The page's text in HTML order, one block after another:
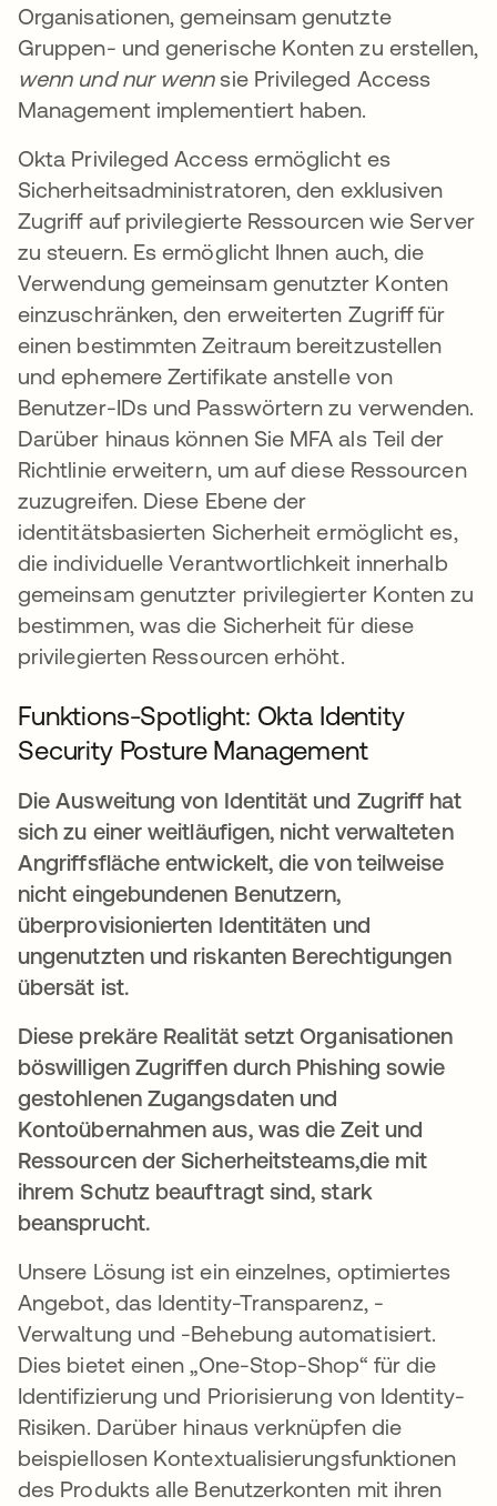
Organisationen, gemeinsam genutzte
Gruppen- und generische Konten zu erstellen,
wenn und nur wennsie Privileged Access
Management implementiert haben.
Okta Privileged Access ermöglicht es
Sicherheitsadministratoren, den exklusiven
Zugriff auf privilegierte Ressourcen wie Server
zu steuern. Es ermöglicht Ihnen auch, die
Verwendung gemeinsam genutzter Konten
einzuschränken, den erweiterten Zugriff für
einen bestimmten Zeitraum bereitzustellen
und ephemere Zertifikate anstelle von
Benutzer-IDs und Passwörtern zu verwenden.
Darüber hinaus können Sie MFA als Teil der
Richtlinie erweitern, um auf diese Ressourcen
zuzugreifen. Diese Ebene der
identitätsbasierten Sicherheit ermöglicht es,
die individuelle Verantwortlichkeit innerhalb
gemeinsam genutzter privilegierter Konten zu
bestimmen, was die Sicherheit für diese
privilegierten Ressourcen erhöht.
Funktions-Spotlight: Okta Identity
Security Posture Management
Die Ausweitung von Identität und Zugriff hat
sich zu einer weitläufigen, nicht verwalteten
Angriffsfläche entwickelt, die von teilweise
nicht eingebundenen Benutzern,
überprovisionierten Identitäten und
ungenutzten und riskanten Berechtigungen
übersät ist.
Diese prekäre Realität setzt Organisationen
böswilligen Zugriffen durch Phishing sowie
gestohlenen Zugangsdaten und
Kontoübernahmen aus, was die Zeit und
Ressourcen der Sicherheitsteams,die mit
ihrem Schutz beauftragt sind, stark
beansprucht.
Unsere Lösung ist ein einzelnes, optimiertes
Angebot, das Identity-Transparenz, -
Verwaltung und -Behebung automatisiert.
Dies bietet einen „One-Stop-Shop“ für die
Identifizierung und Priorisierung von Identity-
Risiken. Darüber hinaus verknüpfen die
beispiellosen Kontextualisierungsfunktionen
des Produkts alle Benutzerkonten mit ihren